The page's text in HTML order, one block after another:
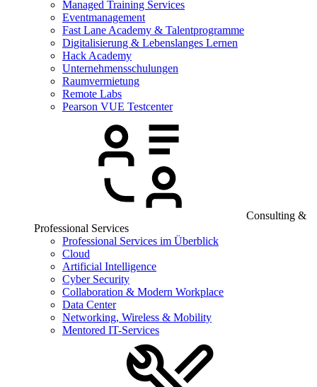
Managed Training Services
Eventmanagement
Fast Lane Academy & Talentprogramme
Digitalisierung & Lebenslanges Lernen
Hack Academy
Unternehmensschulungen
Raumvermietung
Remote Labs
Pearson VUE Testcenter
Consulting &
Professional Services
Professional Services im Überblick
Cloud
Artificial Intelligence
Cyber Security
Collaboration & Modern Workplace
Data Center
Networking, Wireless & Mobility
Mentored IT-Services